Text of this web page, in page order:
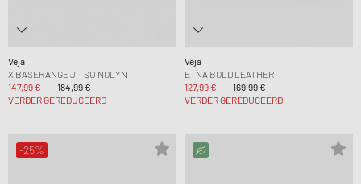
Veja
X BASERANGE JITSU NOLYN
147,99 €
184,99 €
VERDER GEREDUCEERD
Veja
ETNA BOLD LEATHER
127,99 €
169,99 €
VERDER GEREDUCEERD
-25%